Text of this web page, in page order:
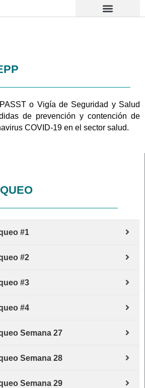
o Vigía de Seguridad y Salud
de prevención y contención de
COVID-19 en el sector salud.
#1
#2
#3
#4
Semana 27
Semana 28
Semana 29